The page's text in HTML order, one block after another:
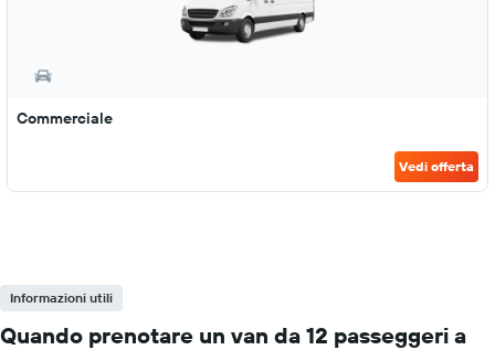
Commerciale
Vedi offerta
Informazioni utili
Quando prenotare un van da 12 passeggeri a